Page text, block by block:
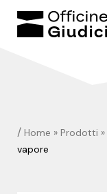
/ Home » Prodotti »
vapore